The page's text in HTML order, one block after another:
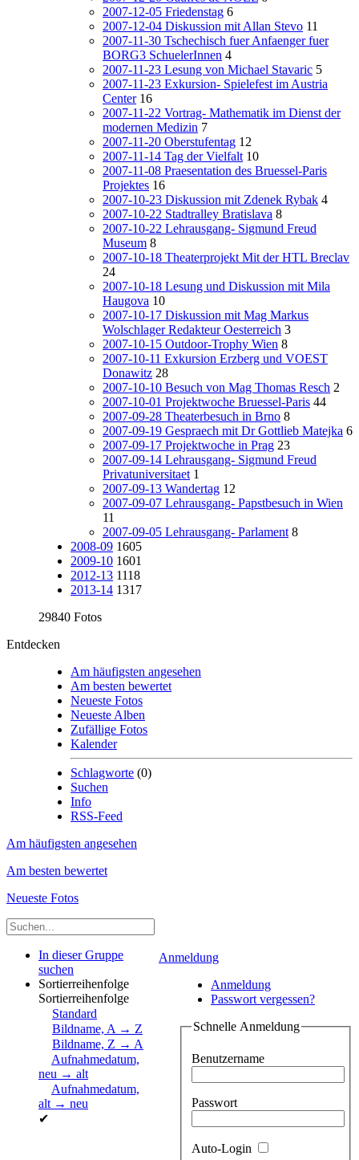
2007-12-05 Friedenstag 6
2007-12-04 Diskussion mit Allan Stevo 11
2007-11-30 Tschechisch fuer Anfaenger fuer
BORG3 SchuelerInnen 4
2007-11-23 Lesung von Michael Stavaric 5
2007-11-23 Exkursion- Spielefest im Austria
Center 16
2007-11-22 Vortrag- Mathematik im Dienst der
modernen Medizin 7
2007-11-20 Oberstufentag 12
2007-11-14 Tag der Vielfalt 10
2007-11-08 Praesentation des Bruessel-Paris
Projektes 16
2007-10-23 Diskussion mit Zdenek Rybak 4
2007-10-22 Stadtralley Bratislava 8
2007-10-22 Lehrausgang- Sigmund Freud
Museum 8
2007-10-18 Theaterprojekt Mit der HTL Breclav
24
2007-10-18 Lesung und Diskussion mit Mila
Haugova 10
2007-10-17 Diskussion mit Mag Markus
Wolschlager Redakteur Oesterreich 3
2007-10-15 Outdoor-Trophy Wien 8
2007-10-11 Exkursion Erzberg und VOEST
Donawitz 28
2007-10-10 Besuch von Mag Thomas Resch 2
2007-10-01 Projektwoche Bruessel-Paris 44
2007-09-28 Theaterbesuch in Brno 8
2007-09-19 Gespraech mit Dr Gottlieb Matejka 6
2007-09-17 Projektwoche in Prag 23
2007-09-14 Lehrausgang- Sigmund Freud
Privatuniversitaet 1
2007-09-13 Wandertag 12
2007-09-07 Lehrausgang- Papstbesuch in Wien
11
2007-09-05 Lehrausgang- Parlament 8
2008-09 1605
2009-10 1601
2012-13 1118
2013-14 1317
29840 Fotos
Entdecken
Am häufigsten angesehen
Am besten bewertet
Neueste Fotos
Neueste Alben
Zufällige Fotos
Kalender
Schlagworte (0)
Suchen
Info
RSS-Feed
Am häufigsten angesehen
Am besten bewertet
Neueste Fotos
Anmeldung
Anmeldung
Passwort vergessen?
Schnelle Anmeldung
Benutzername
Passwort
Auto-Login
In dieser Gruppe
suchen
Sortierreihenfolge
Sortierreihenfolge
Standard
Bildname, A → Z
Bildname, Z → A
Aufnahmedatum,
neu → alt
Aufnahmedatum,
alt → neu
✔